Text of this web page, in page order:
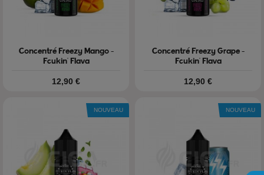
Concentré Freezy Mango -
Fcukin' Flava
Prix
12,90 €
Concentré Freezy Grape -
Fcukin' Flava
Prix
12,90 €
NOUVEAU NOUVEAU